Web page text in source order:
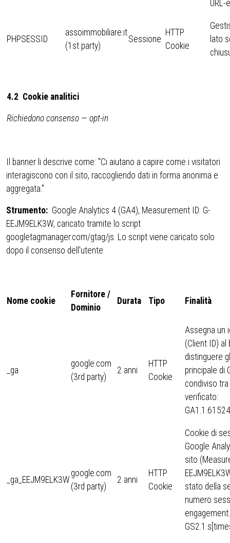
URL-
PHPSESSID
assoimmobiliare.it
(1st party)
Sessione
HTTP
Cookie
lato
4.2 Cookie analitici
Richiedono consenso — opt-in
Il banner li descrive come: "Ci aiutano a capire come i visitatori
interagiscono con il sito, raccogliendo dati in forma anonima e
aggregata."
Strumento: Google Analytics 4 (GA4), Measurement ID: G-
EEJM9ELK3W, caricato tramite lo script
googletagmanager.com/gtag/js. Lo script viene caricato solo
dopo il consenso dell'utente.
Nome cookie
Fornitore /
Dominio
Durata Tipo Finalità
_ga
google.com
(3rd party)
2 anni
HTTP
Cookie
Assegna un
(Client ID)
distinguere
principale di
condiviso
verificato:
_ga_EEJM9ELK3W
google.com
(3rd party)
2 anni
HTTP
Cookie
Cookie di
Google
sito
stato della
numero